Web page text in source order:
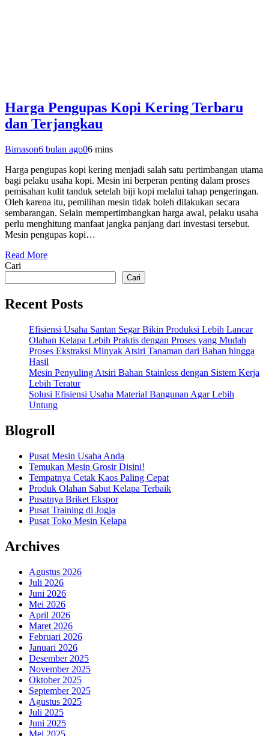
Harga Pengupas Kopi Kering Terbaru
dan Terjangkau
Bimason6 bulan ago06 mins
Harga pengupas kopi kering menjadi salah satu pertimbangan utama
bagi pelaku usaha kopi. Mesin ini berperan penting dalam proses
pemisahan kulit tanduk setelah biji kopi melalui tahap pengeringan.
Oleh karena itu, pemilihan mesin tidak boleh dilakukan secara
sembarangan. Selain mempertimbangkan harga awal, pelaku usaha
perlu menghitung manfaat jangka panjang dari investasi tersebut.
Mesin pengupas kopi…
Read More
Cari
Cari
Recent Posts
Efisiensi Usaha Santan Segar Bikin Produksi Lebih Lancar
Olahan Kelapa Lebih Praktis dengan Proses yang Mudah
Proses Ekstraksi Minyak Atsiri Tanaman dari Bahan hingga
Hasil
Mesin Penyuling Atsiri Bahan Stainless dengan Sistem Kerja
Lebih Teratur
Solusi Efisiensi Usaha Material Bangunan Agar Lebih
Untung
Blogroll
Pusat Mesin Usaha Anda
Temukan Mesin Grosir Disini!
Tempatnya Cetak Kaos Paling Cepat
Produk Olahan Sabut Kelapa Terbaik
Pusatnya Briket Ekspor
Pusat Training di Jogja
Pusat Toko Mesin Kelapa
Archives
Agustus 2026
Juli 2026
Juni 2026
Mei 2026
April 2026
Maret 2026
Februari 2026
Januari 2026
Desember 2025
November 2025
Oktober 2025
September 2025
Agustus 2025
Juli 2025
Juni 2025
Mei 2025